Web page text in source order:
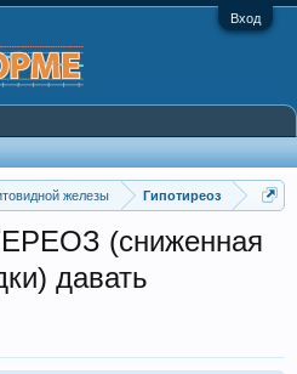
Вход
железы Гипотиреоз
(сниженная
давать